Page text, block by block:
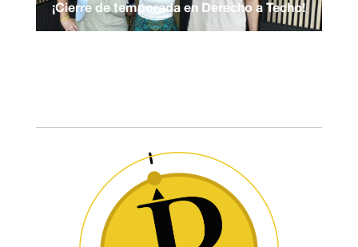
¡Cierre de temporada en Derecho a Techo!